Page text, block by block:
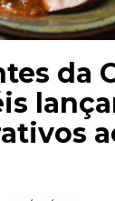
da